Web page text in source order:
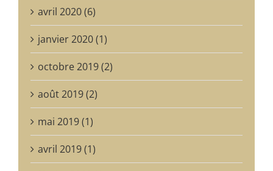
avril 2020 (6)
janvier 2020 (1)
octobre 2019 (2)
août 2019 (2)
mai 2019 (1)
avril 2019 (1)